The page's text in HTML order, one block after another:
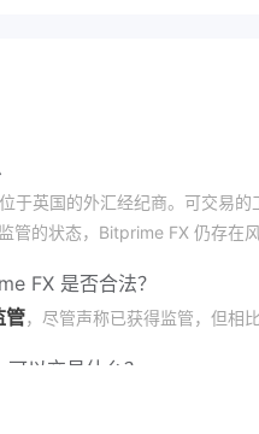
于英国的外汇经纪商。可交易
管的状态，Bitprime FX 仍存在风
FX 是否合法？
管，尽管声称已获得监管，但相
以交易什么？